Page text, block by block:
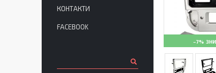
–7%
КОНТАКТИ
FACEBOOK